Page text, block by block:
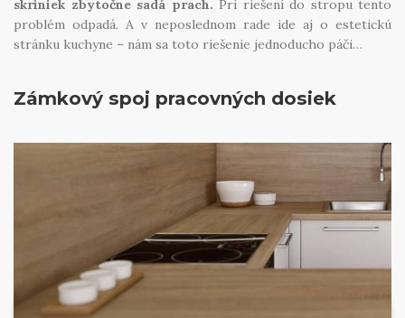
skriniek zbytočne sadá prach. Pri riešení do stropu tento
problém odpadá. A v neposlednom rade ide aj o estetickú
stránku kuchyne – nám sa toto riešenie jednoducho páči…
Zámkový spoj pracovných dosiek